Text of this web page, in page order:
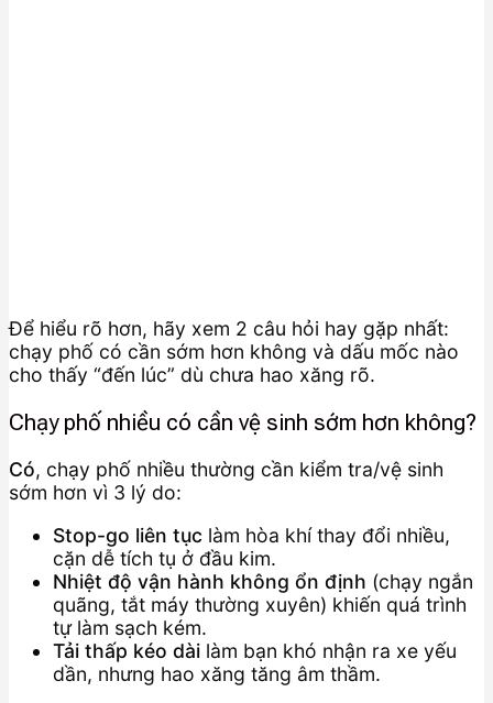
Để hiểu rõ hơn, hãy xem 2 câu hỏi hay gặp nhất:
chạy phố có cần sớm hơn không và dấu mốc nào
cho thấy “đến lúc” dù chưa hao xăng rõ.
Chạy phố nhiều có cần vệ sinh sớm hơn không?
Có, chạy phố nhiều thường cần kiểm tra/vệ sinh
sớm hơn vì 3 lý do:
Stop-go liên tục làm hòa khí thay đổi nhiều,
cặn dễ tích tụ ở đầu kim.
Nhiệt độ vận hành không ổn định (chạy ngắn
quãng, tắt máy thường xuyên) khiến quá trình
tự làm sạch kém.
Tải thấp kéo dài làm bạn khó nhận ra xe yếu
dần, nhưng hao xăng tăng âm thầm.